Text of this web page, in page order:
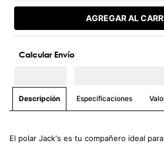
AGREGAR AL
Calcular Envío
Descripción Especificaciones
El polar Jack's es tu compañero ideal